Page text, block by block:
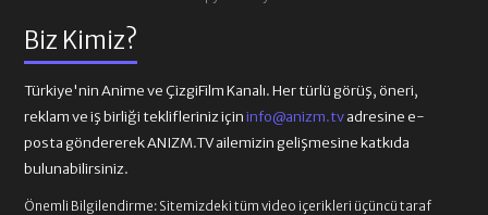
Biz Kimiz?
Türkiye'nin Anime ve ÇizgiFilm Kanalı. Her türlü görüş, öneri,
reklam ve iş birliği teklifleriniz içininfo@anizm.tvadresine e-
posta göndererek ANIZM.TV ailemizin gelişmesine katkıda
bulunabilirsiniz.
Önemli Bilgilendirme: Sitemizdeki tüm video içerikleri üçüncü taraf